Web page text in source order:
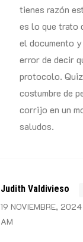
tienes razón
es lo que trato
el documento
error de decir
protocolo.
costumbre de
corrijo en un
saludos.
Judith Valdivieso
19 NOVIEMBRE,
AM